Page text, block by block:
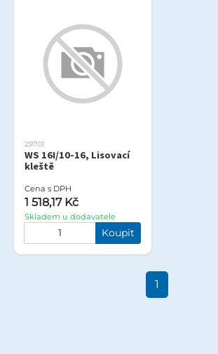
231701
WS 16I/10-16, Lisovací
kleště
Cena s DPH
1 518,17 Kč
Skladem u dodavatele
Koupit
1